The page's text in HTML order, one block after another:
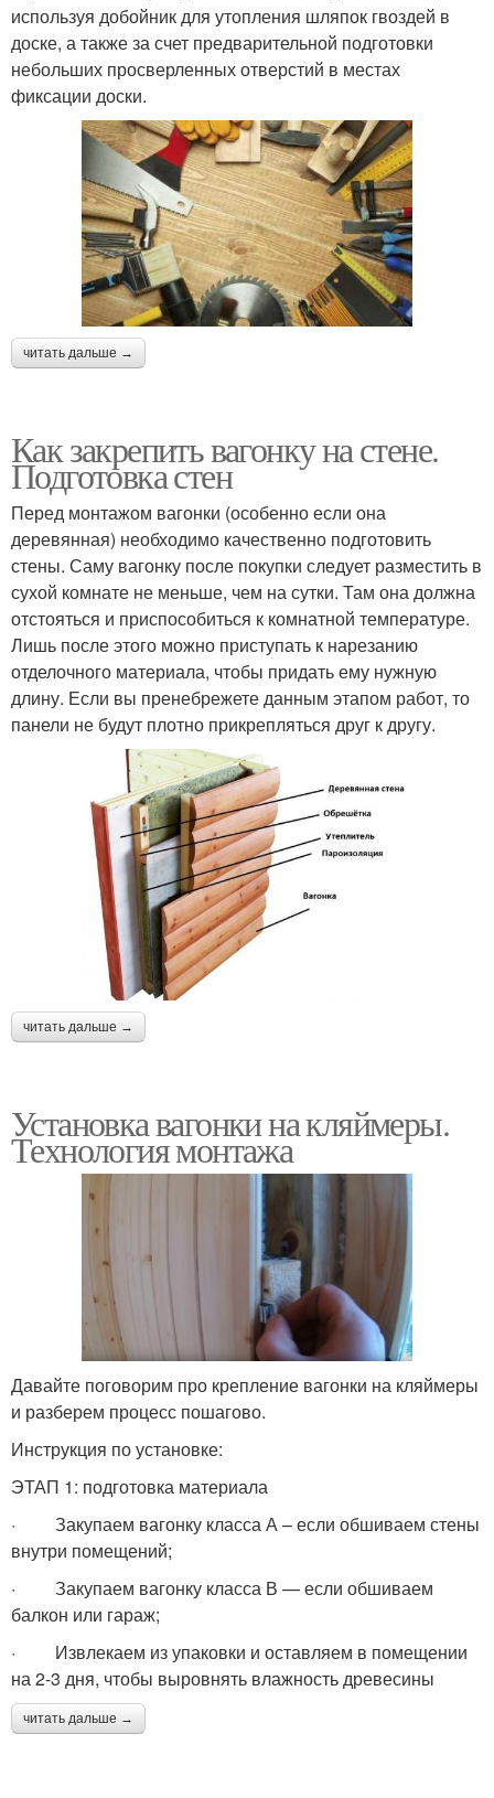
используя добойник для утопления шляпок гвоздей в
доске, а также за счет предварительной подготовки
небольших просверленных отверстий в местах
фиксации доски.
читать дальше →
Как закрепить вагонку на стене.
Подготовка стен
Перед монтажом вагонки (особенно если она
деревянная) необходимо качественно подготовить
стены. Саму вагонку после покупки следует разместить в
сухой комнате не меньше, чем на сутки. Там она должна
отстояться и приспособиться к комнатной температуре.
Лишь после этого можно приступать к нарезанию
отделочного материала, чтобы придать ему нужную
длину. Если вы пренебрежете данным этапом работ, то
панели не будут плотно прикрепляться друг к другу.
читать дальше →
Установка вагонки на кляймеры.
Технология монтажа
Давайте поговорим про крепление вагонки на кляймеры
и разберем процесс пошагово.
Инструкция по установке:
ЭТАП 1: подготовка материала
· Закупаем вагонку класса А – если обшиваем стены
внутри помещений;
· Закупаем вагонку класса В — если обшиваем
балкон или гараж;
· Извлекаем из упаковки и оставляем в помещении
на 2-3 дня, чтобы выровнять влажность древесины
читать дальше →